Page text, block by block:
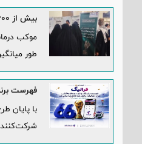
بیش از ۶۰۰ مراجعه روزانه به موکب درمانی بیمه سامان در کربلا
موکب
طور میانگین روزانه به
فهرست